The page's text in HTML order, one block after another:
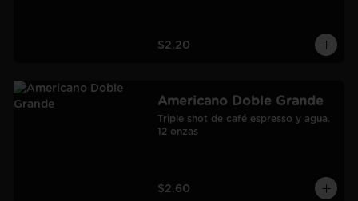
$2.20
Americano Doble Grande
Triple shot de café espresso y agua.
12 onzas
$2.60